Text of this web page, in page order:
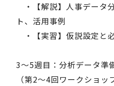
・【解説】人事データ
ト、活用事例
・【実習】仮説設定と
3～5週目：分析データ準
（第2～4回ワークショッ